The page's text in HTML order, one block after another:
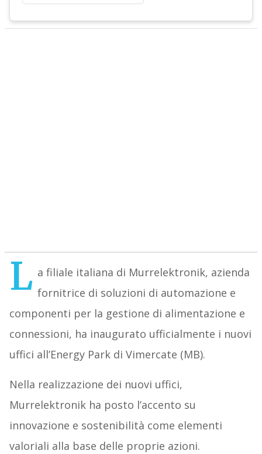
L a filiale italiana di Murrelektronik, azienda
fornitrice di soluzioni di automazione e
componenti per la gestione di alimentazione e
connessioni, ha inaugurato ufficialmente i nuovi
uffici all’Energy Park di Vimercate (MB).
Nella realizzazione dei nuovi uffici,
Murrelektronik ha posto l’accento su
innovazione e sostenibilità come elementi
valoriali alla base delle proprie azioni.